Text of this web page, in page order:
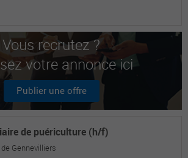
Vous recrutez ?
votre annonce ici
Publier une offre
de puériculture (h/f)
Gennevilliers